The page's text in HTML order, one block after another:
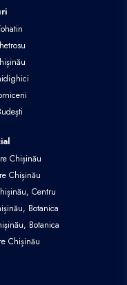
Chișinău
Chișinău
Centru
Botanica
Botanica
Chișinău